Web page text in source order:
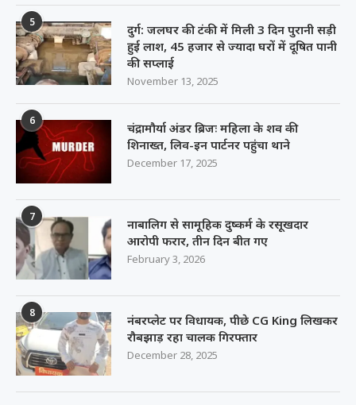
5
दुर्ग: जलघर की टंकी में मिली 3 दिन पुरानी सड़ी
हुई लाश, 45 हजार से ज्यादा घरों में दूषित पानी
की सप्लाई
November 13, 2025
6
चंद्रामौर्या अंडर ब्रिजः महिला के शव की
शिनाख्त, लिव-इन पार्टनर पहुंचा थाने
December 17, 2025
7
नाबालिग से सामूहिक दुष्कर्म के रसूखदार
आरोपी फरार, तीन दिन बीत गए
February 3, 2026
8
नंबरप्लेट पर विधायक, पीछे CG King लिखकर
रौबझाड़ रहा चालक गिरफ्तार
December 28, 2025